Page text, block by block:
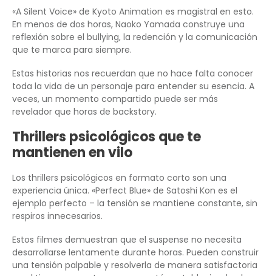
«A Silent Voice» de Kyoto Animation es magistral en esto.
En menos de dos horas, Naoko Yamada construye una
reflexión sobre el bullying, la redención y la comunicación
que te marca para siempre.
Estas historias nos recuerdan que no hace falta conocer
toda la vida de un personaje para entender su esencia. A
veces, un momento compartido puede ser más
revelador que horas de backstory.
Thrillers psicológicos que te
mantienen en vilo
Los thrillers psicológicos en formato corto son una
experiencia única. «Perfect Blue» de Satoshi Kon es el
ejemplo perfecto – la tensión se mantiene constante, sin
respiros innecesarios.
Estos filmes demuestran que el suspense no necesita
desarrollarse lentamente durante horas. Pueden construir
una tensión palpable y resolverla de manera satisfactoria